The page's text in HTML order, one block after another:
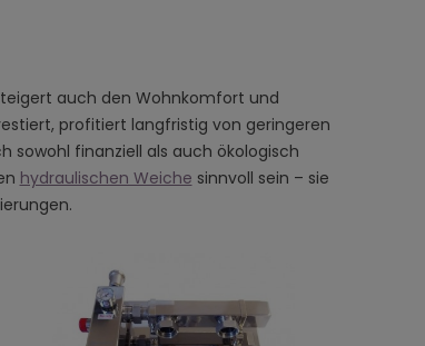
auch den Wohnkomfort und
profitiert langfristig von geringeren
sowohl finanziell als auch ökologisch
hydraulischen Weiche sinnvoll sein – sie